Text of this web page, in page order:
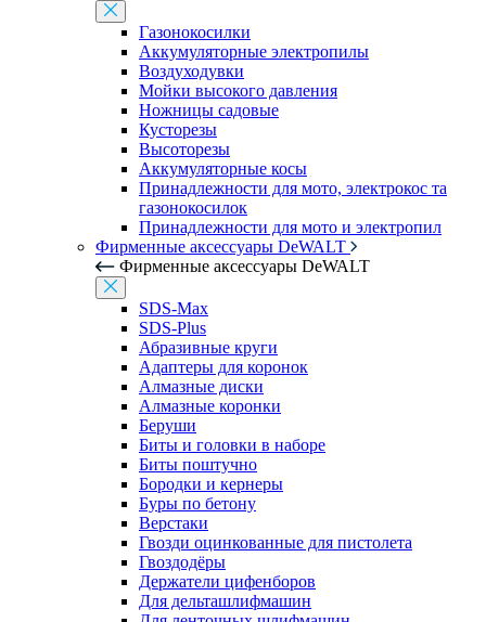
Газонокосилки
Аккумуляторные электропилы
Воздуходувки
Мойки высокого давления
Ножницы садовые
Кусторезы
Высоторезы
Аккумуляторные косы
Принадлежности для мото, электрокос та
газонокосилок
Принадлежности для мото и электропил
Фирменные аксессуары DeWALT
Фирменные аксессуары DeWALT
SDS-Max
SDS-Plus
Абразивные круги
Адаптеры для коронок
Алмазные диски
Алмазные коронки
Беруши
Биты и головки в наборе
Биты поштучно
Бородки и кернеры
Буры по бетону
Верстаки
Гвозди оцинкованные для пистолета
Гвоздодёры
Держатели цифенборов
Для дельташлифмашин